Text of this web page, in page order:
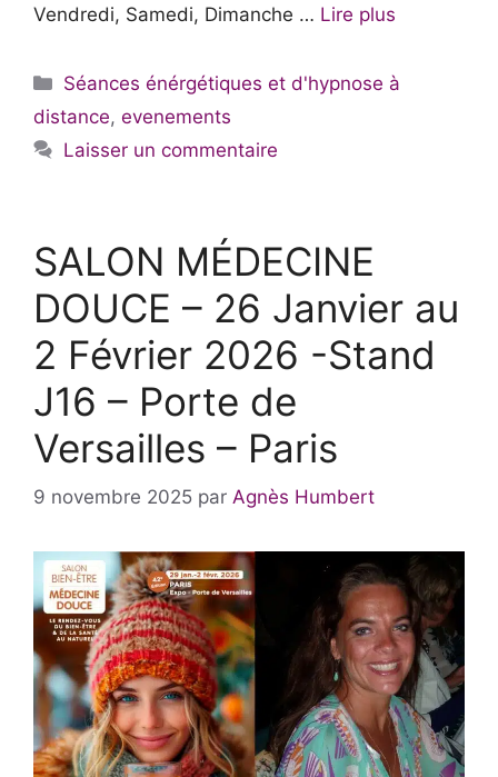
Vendredi, Samedi, Dimanche … Lire plus
Catégories
Séances énérgétiques et d'hypnose à
distance, evenements
Laisser un commentaire
SALON MÉDECINE
DOUCE – 26 Janvier au
2 Février 2026 -Stand
J16 – Porte de
Versailles – Paris
9 novembre 2025 par Agnès Humbert